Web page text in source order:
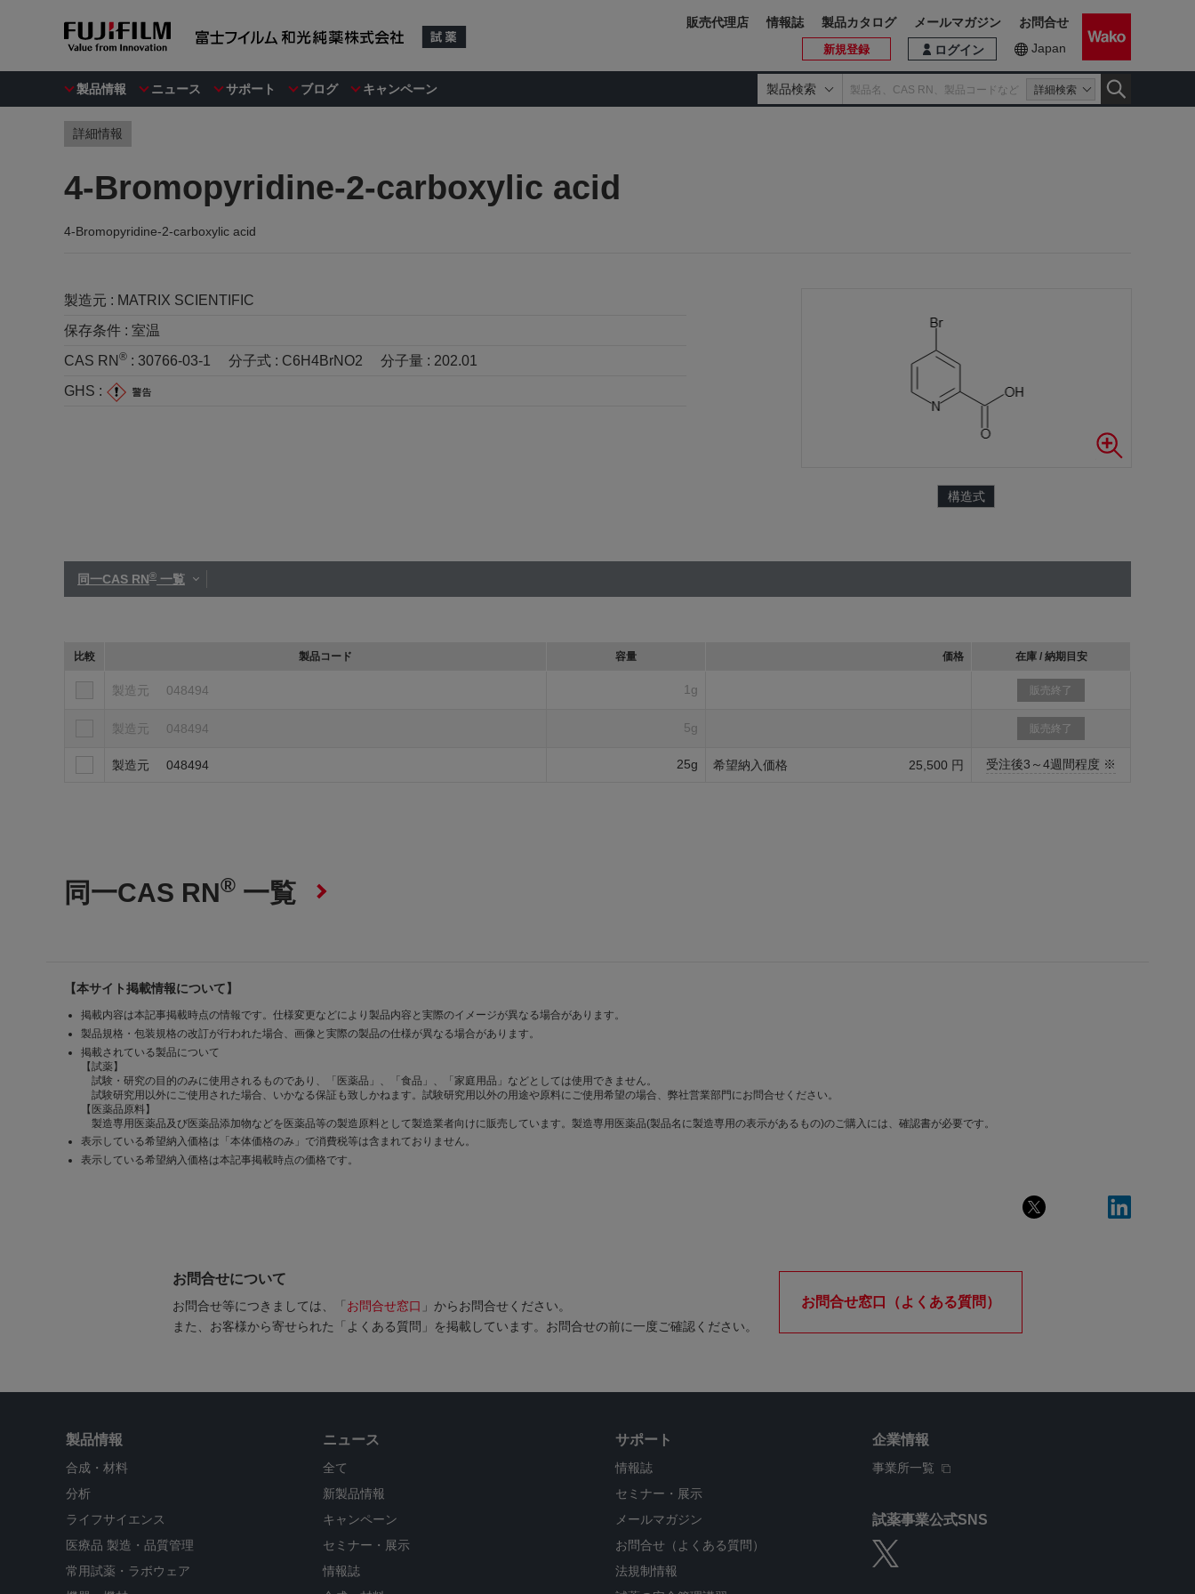
製品情報 ニュース サポート ブログ キャンペーン 製品検索 詳細検索
ログイン
新規登録 Japan
販売代理店 情報誌 製品カタログ メールマガジン お問合せ
詳細情報
4-Bromopyridine-2-carboxylic acid
4-Bromopyridine-2-carboxylic acid
製造元 : MATRIX SCIENTIFIC
保存条件 : 室温
CAS RN ® : 30766-03-1 分子式 : C6H4BrNO2 分子量 : 202.01
GHS :
構造式
同一CAS RN® 一覧
比較 製品コード 容量 価格 在庫 / 納期目安
製造元 048494 1g 販売終了
製造元 048494 5g 販売終了
製造元 048494 25g 希望納入価格 25,500 円 受注後3～4週間程度 ※
同一CAS RN® 一覧
【本サイト掲載情報について】
掲載内容は本記事掲載時点の情報です。仕様変更などにより製品内容と実際のイメージが異なる場合があります。
製品規格・包装規格の改訂が行われた場合、画像と実際の製品の仕様が異なる場合があります。
掲載されている製品について
【試薬】
試験・研究の目的のみに使用されるものであり、「医薬品」、「食品」、「家庭用品」などとしては使用できません。
試験研究用以外にご使用された場合、いかなる保証も致しかねます。試験研究用以外の用途や原料にご使用希望の場合、弊社営業部門にお問合せください。
【医薬品原料】
製造専用医薬品及び医薬品添加物などを医薬品等の製造原料として製造業者向けに販売しています。製造専用医薬品(製品名に製造専用の表示があるもの)のご購入には、確認書が必要です。
表示している希望納入価格は「本体価格のみ」で消費税等は含まれておりません。
表示している希望納入価格は本記事掲載時点の価格です。
お問合せについて
お問合せ等につきましては、「 お問合せ窓口 」からお問合せください。
また、お客様から寄せられた「よくある質問」を掲載しています。お問合せの前に一度ご確認ください。
お問合せ窓口（よくある質問）
製品情報
合成・材料
分析
ライフサイエンス
医療品 製造・品質管理
常用試薬・ラボウェア
ニュース
全て
新製品情報
キャンペーン
セミナー・展示
情報誌
サポート
情報誌
セミナー・展示
メールマガジン
お問合せ（よくある質問）
法規制情報
企業情報
事業所一覧
試薬事業公式SNS